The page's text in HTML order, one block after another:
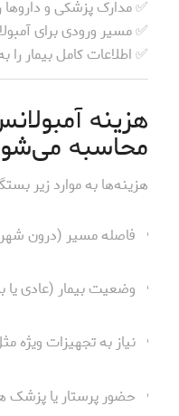
✅ مدارک پزشکی و داروها
✅ مسیر ورودی برای
✅ اطلاعات کامل بیمار را
هزینه
محاسبه
هزینه‌ها به موارد زیر
فاصله مسیر (درون
وضعیت بیمار (عادی یا
نیاز به تجهیزات ویژه
حضور پرستار یا پزشک